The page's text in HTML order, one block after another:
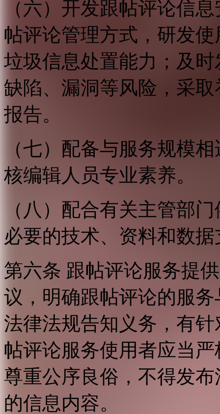
（六）开发跟帖评论信
帖评论管理方式，研发
垃圾信息处置能力；及
缺陷、漏洞等风险，采
报告。
（七）配备与服务规模
核编辑人员专业素养。
（八）配合有关主管部
必要的技术、资料和数
第六条 跟帖评论服务提
议，明确跟帖评论的服
法律法规告知义务，有
帖评论服务使用者应当
尊重公序良俗，不得发
的信息内容。